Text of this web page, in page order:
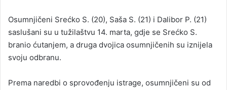
Osumnjičeni Srećko S. (20), Saša S. (21) i Dalibor P. (21)
saslušani su u tužilaštvu 14. marta, gdje se Srećko S.
branio ćutanjem, a druga dvojica osumnjičenih su iznijela
svoju odbranu.
Prema naredbi o sprovođenju istrage, osumnjičeni su od